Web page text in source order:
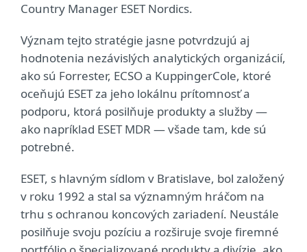
Country Manager ESET Nordics.
Význam tejto stratégie jasne potvrdzujú aj
hodnotenia nezávislých analytických organizácií,
ako sú Forrester, ECSO a KuppingerCole, ktoré
oceňujú ESET za jeho lokálnu prítomnosť a
podporu, ktorá posilňuje produkty a služby —
ako napríklad ESET MDR — všade tam, kde sú
potrebné.
ESET, s hlavným sídlom v Bratislave, bol založený
v roku 1992 a stal sa významným hráčom na
trhu s ochranou koncových zariadení. Neustále
posilňuje svoju pozíciu a rozširuje svoje firemné